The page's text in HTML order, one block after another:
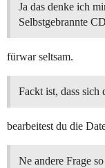
Ja das denke ich
Selbstgebrannte
fürwar seltsam.
Fackt ist, dass
bearbeitest du die
Ne andere Frage